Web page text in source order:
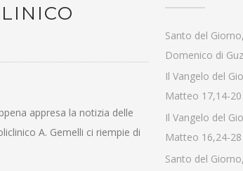
appresa la notizia delle
A. Gemelli ci riempie di
Santo del
Domenico di
Il Vangelo del
Matteo 17,14-20
Il Vangelo del
Matteo 16,24-28
Santo del